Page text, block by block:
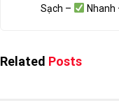
Sạch –
Nhanh
Related Posts